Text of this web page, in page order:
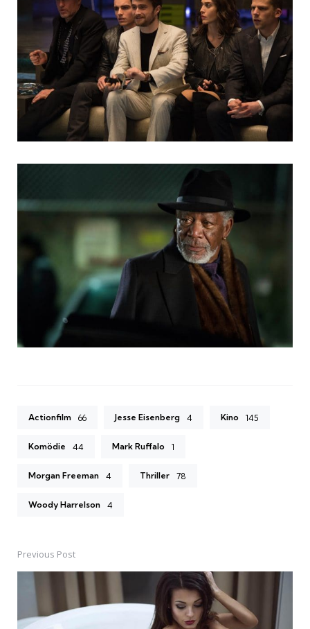
Actionfilm 66 Jesse Eisenberg 4 Kino 145
Komödie 44 Mark Ruffalo 1
Morgan Freeman 4 Thriller 78
Woody Harrelson 4
Post
navigation
Previous Post